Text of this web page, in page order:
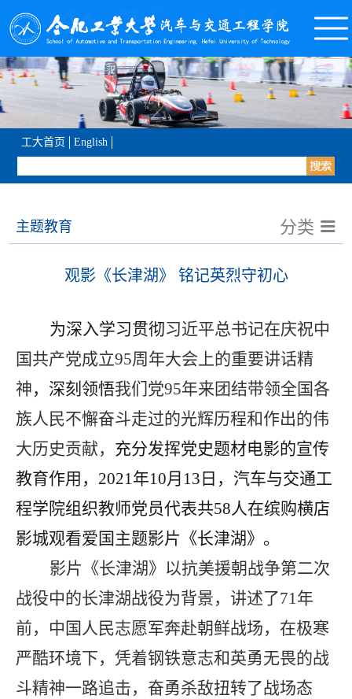
工大首页 English
主题教育 分类
观影《长津湖》 铭记英烈守初心
为深入学习贯彻习近平总书记在庆祝中
国共产党成立95周年大会上的重要讲话精
神，深刻领悟我们党95年来团结带领全国各
族人民不懈奋斗走过的光辉历程和作出的伟
大历史贡献， 充分发挥党史题材电影的宣传
教育作用， 2021年10月 13 日，汽车与交通工
程学院组织教师党员代表共58人在缤购横店
影城观看爱国主题影片《长津湖》。
影片《长津湖》以抗美援朝战争第二次
战役中的长津湖战役为背景，讲述了71年
前，中国人民志愿军奔赴朝鲜战场，在极寒
严酷环境下，凭着钢铁意志和英勇无畏的战
斗精神一路追击，奋勇杀敌扭转了战场态